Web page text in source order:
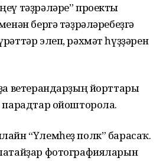
тәҙрәләре” проекты
бергә тәҙрәләребеҙгә
элеп, рәхмәт һүҙҙәрен
ветерандарҙың йорттары
парадтар ойошторола.
“Үлемһеҙ полк” барасаҡ.
фотографияларын